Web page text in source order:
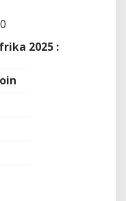
2025 :